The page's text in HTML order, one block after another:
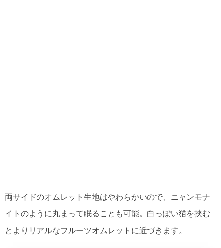
両サイドのオムレット生地はやわらかいので、ニャンモナ
イトのように丸まって眠ることも可能。白っぽい猫を挟む
とよりリアルなフルーツオムレットに近づきます。